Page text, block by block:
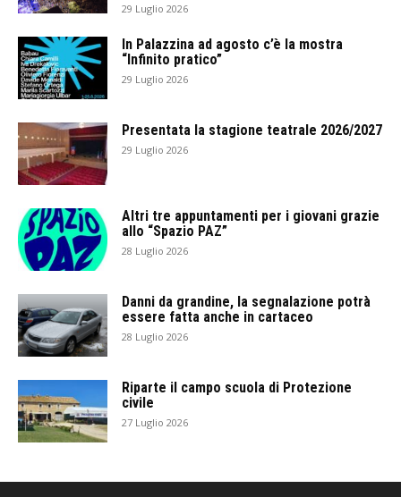
29 Luglio 2026
In Palazzina ad agosto c’è la mostra
“Infinito pratico”
29 Luglio 2026
Presentata la stagione teatrale 2026/2027
29 Luglio 2026
Altri tre appuntamenti per i giovani grazie
allo “Spazio PAZ”
28 Luglio 2026
Danni da grandine, la segnalazione potrà
essere fatta anche in cartaceo
28 Luglio 2026
Riparte il campo scuola di Protezione
civile
27 Luglio 2026